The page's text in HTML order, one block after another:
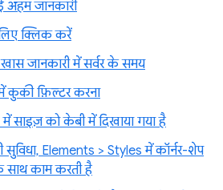
अहम जानकारी
क्लिक करें
जानकारी में सर्वर के समय
कुकी फ़िल्टर करना
साइज़ को केबी में दिखाया गया है
Elements > Styles में कॉर्नर-शेप
काम करती है